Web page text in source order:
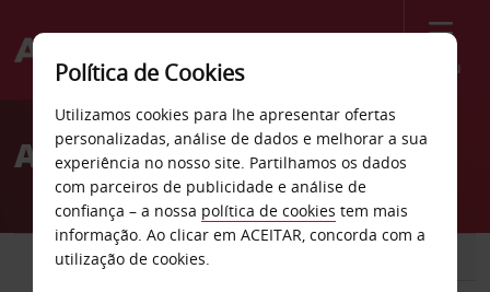
Menu
Welcome
AvisAluguer de carros Hainan
CARRO
Política de Cookies
Utilizamos cookies para lhe apresentar ofertas
personalizadas, análise de dados e melhorar a sua
experiência no nosso site. Partilhamos os dados
com parceiros de publicidade e análise de
confiança – a nossa política de cookies tem mais
informação. Ao clicar em ACEITAR, concorda com a
utilização de cookies.